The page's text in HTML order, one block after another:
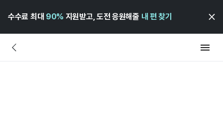
수수료 최대 90% 지원받고, 도전 응원해줄 내 편 찾기